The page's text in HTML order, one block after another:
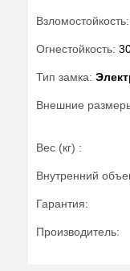
Взломостойкость:
Огнестойкость:
Тип замка:
Внешние
Вес (кг) :
Внутренний
Гарантия:
Производитель: